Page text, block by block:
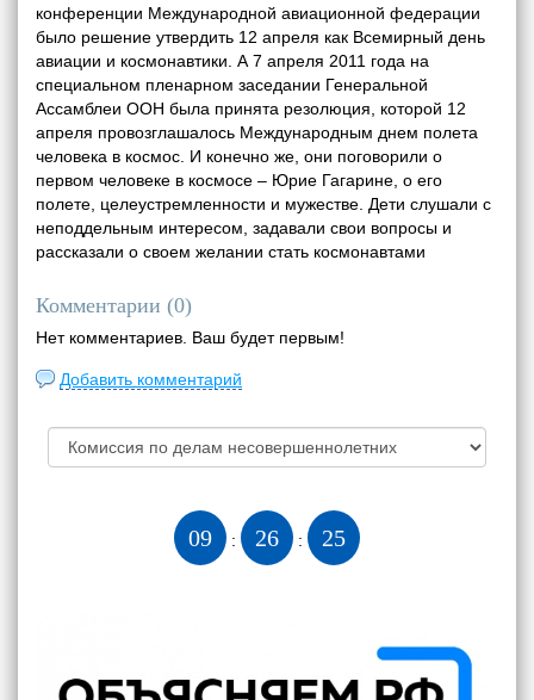
конференции Международной авиационной федерации
было решение утвердить 12 апреля как Всемирный день
авиации и космонавтики. А 7 апреля 2011 года на
специальном пленарном заседании Генеральной
Ассамблеи ООН была принята резолюция, которой 12
апреля провозглашалось Международным днем полета
человека в космос. И конечно же, они поговорили о
первом человеке в космосе – Юрие Гагарине, о его
полете, целеустремленности и мужестве. Дети слушали с
неподдельным интересом, задавали свои вопросы и
рассказали о своем желании стать космонавтами
Комментарии (0)
Нет комментариев. Ваш будет первым!
Добавить комментарий
09 : 26 : 26